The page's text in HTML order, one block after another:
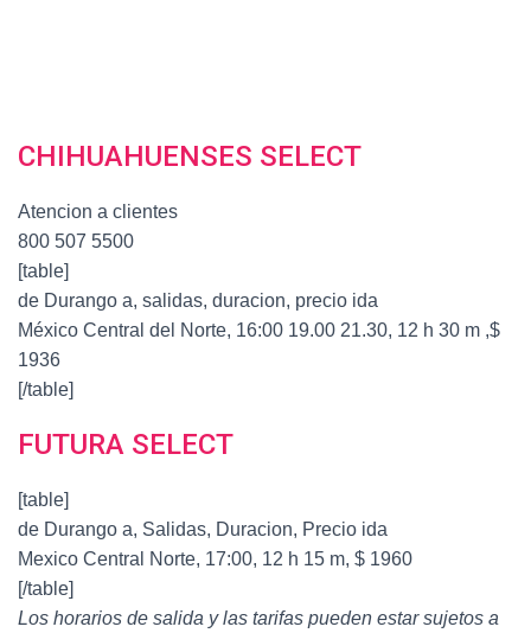
CHIHUAHUENSES SELECT
Atencion a clientes
800 507 5500
[table]
de Durango a, salidas, duracion, precio ida
México Central del Norte, 16:00 19.00 21.30, 12 h 30 m ,$
1936
[/table]
FUTURA SELECT
[table]
de Durango a, Salidas, Duracion, Precio ida
Mexico Central Norte, 17:00, 12 h 15 m, $ 1960
[/table]
Los horarios de salida y las tarifas pueden estar sujetos a